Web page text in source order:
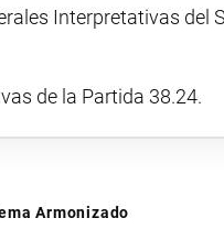
Interpretativas del
de la Partida 38.24.
Armonizado